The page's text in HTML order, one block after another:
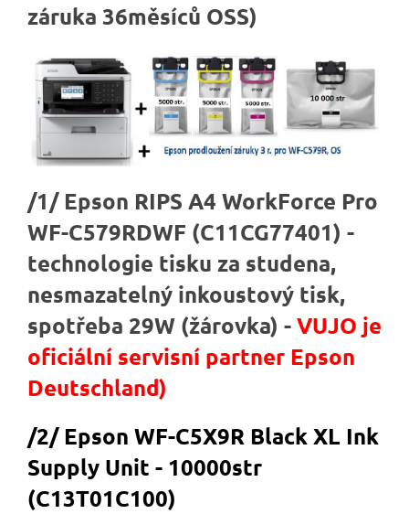
záruka 36měsíců OSS)
/1/ Epson RIPS A4 WorkForce Pro
WF-C579RDWF (C11CG77401) -
technologie tisku za studena,
nesmazatelný inkoustový tisk,
spotřeba 29W (žárovka) -VUJO je
oficiální servisní partner Epson
Deutschland)
/2/ Epson WF-C5X9R Black XL Ink
Supply Unit - 10000str
(C13T01C100)